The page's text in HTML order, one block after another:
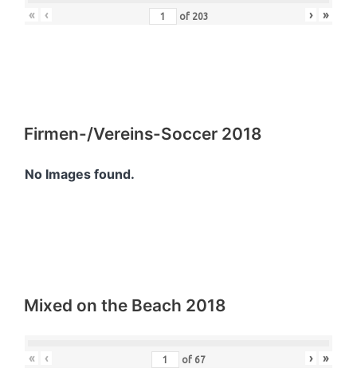
« ‹ of 203 › »
Firmen-/Vereins-Soccer 2018
No Images found.
Mixed on the Beach 2018
« ‹ of 67 › »